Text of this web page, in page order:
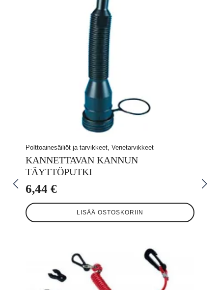
Polttoainesäiliöt ja tarvikkeet, Venetarvikkeet
KANNETTAVAN KANNUN
TÄYTTÖPUTKI
6,44 €
LISÄÄ OSTOSKORIIN